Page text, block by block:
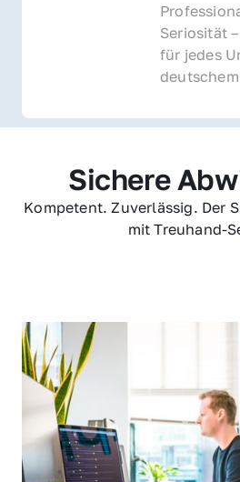
Seriosität
für jedes
Sichere
Kompetent. Zuverlässig. Der
mit Treuhand-